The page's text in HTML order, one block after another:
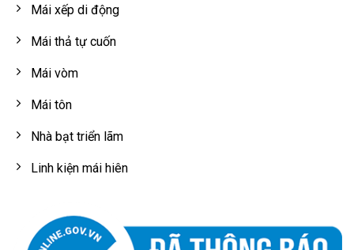
Mái xếp di động
Mái thả tự cuốn
Mái vòm
Mái tôn
Nhà bạt triển lãm
Linh kiện mái hiên